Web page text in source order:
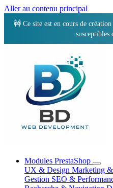
Aller au contenu principal
🚧 Ce site est en cours de
susceptibles
Modules PrestaShop
UX & Design Marketing
Gestion SEO &